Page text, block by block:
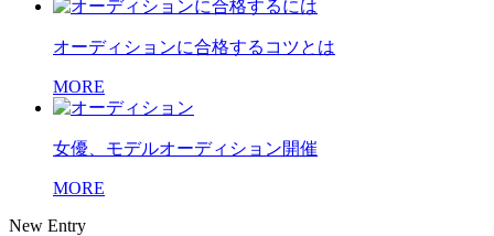
オーディションに合格するコツとは
MORE
女優、モデルオーディション開催
MORE
New Entry